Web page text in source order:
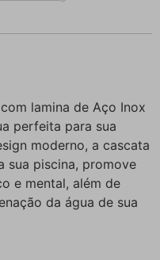
lamina de Aço Inox
perfeita para sua
moderno, a cascata
sua piscina, promove
e mental, além de
da água de sua